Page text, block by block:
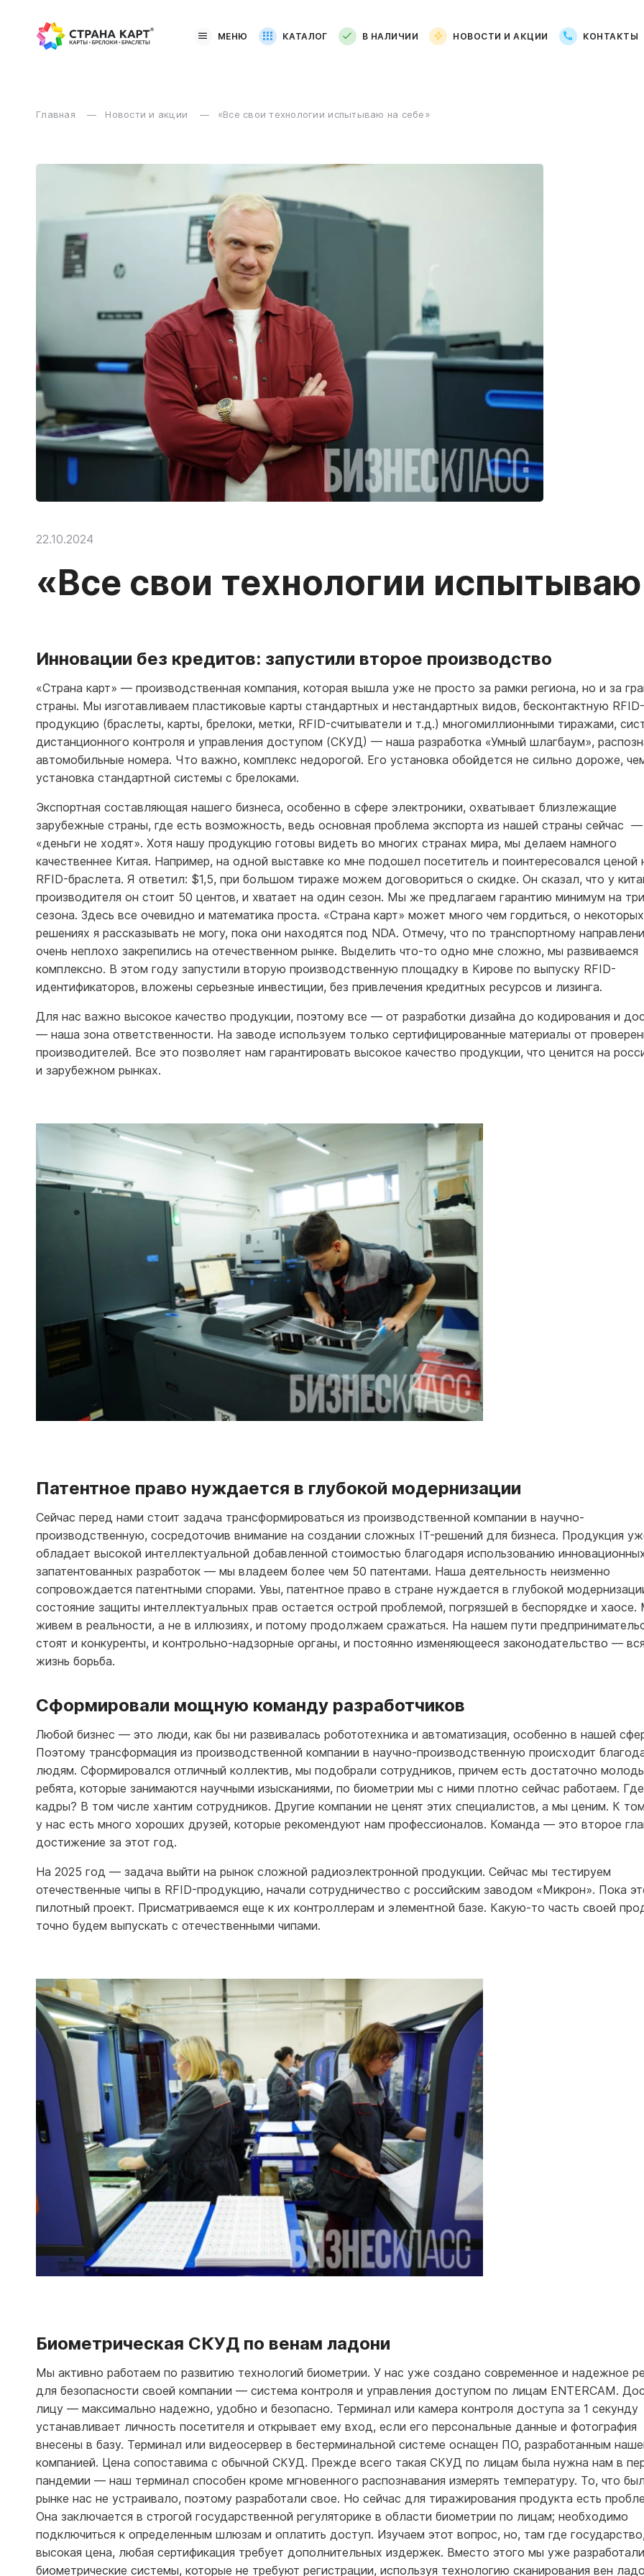
МЕНЮ КАТАЛОГ В НАЛИЧИИ НОВОСТИ И АКЦИИ КОНТАКТЫ
Главная Новости и акции «Все свои технологии испытываю на себе»
22.10.2024
«Все свои технологии
Инновации без кредитов: запустили второе производство
«Страна карт» — производственная компания, которая вышла уже не просто за рамки региона, но и за
страны. Мы изготавливаем пластиковые карты стандартных и нестандартных видов, бесконтактную RFID-
продукцию (браслеты, карты, брелоки, метки, RFID-считыватели и т.д.) многомиллионными тиражами,
дистанционного контроля и управления доступом (СКУД) — наша разработка «Умный шлагбаум»,
автомобильные номера. Что важно, комплекс недорогой. Его установка обойдется не сильно дороже,
установка стандартной системы с брелоками.
Экспортная составляющая нашего бизнеса, особенно в сфере электроники, охватывает близлежащие
зарубежные страны, где есть возможность, ведь основная проблема экспорта из нашей страны сейчас —
«деньги не ходят». Хотя нашу продукцию готовы видеть во многих странах мира, мы делаем намного
качественнее Китая. Например, на одной выставке ко мне подошел посетитель и поинтересовался ценой
RFID-браслета. Я ответил: $1,5, при большом тираже можем договориться о скидке. Он сказал, что у
производителя он стоит 50 центов, и хватает на один сезон. Мы же предлагаем гарантию минимум на три
сезона. Здесь все очевидно и математика проста. «Страна карт» может много чем гордиться, о некоторых
решениях я рассказывать не могу, пока они находятся под NDA. Отмечу, что по транспортному
очень неплохо закрепились на отечественном рынке. Выделить что-то одно мне сложно, мы развиваемся
комплексно. В этом году запустили вторую производственную площадку в Кирове по выпуску RFID-
идентификаторов, вложены серьезные инвестиции, без привлечения кредитных ресурсов и лизинга.
Для нас важно высокое качество продукции, поэтому все — от разработки дизайна до кодирования и
— наша зона ответственности. На заводе используем только сертифицированные материалы от
производителей. Все это позволяет нам гарантировать высокое качество продукции, что ценится на
и зарубежном рынках.
Патентное право нуждается в глубокой модернизации
Сейчас перед нами стоит задача трансформироваться из производственной компании в научно-
производственную, сосредоточив внимание на создании сложных IT-решений для бизнеса. Продукция
обладает высокой интеллектуальной добавленной стоимостью благодаря использованию
запатентованных разработок — мы владеем более чем 50 патентами. Наша деятельность неизменно
сопровождается патентными спорами. Увы, патентное право в стране нуждается в глубокой
состояние защиты интеллектуальных прав остается острой проблемой, погрязшей в беспорядке и
живем в реальности, а не в иллюзиях, и потому продолжаем сражаться. На нашем пути
стоят и конкуренты, и контрольно-надзорные органы, и постоянно изменяющееся законодательство —
жизнь борьба.
Сформировали мощную команду разработчиков
Любой бизнес — это люди, как бы ни развивалась робототехника и автоматизация, особенно в нашей
Поэтому трансформация из производственной компании в научно-производственную происходит
людям. Сформировался отличный коллектив, мы подобрали сотрудников, причем есть достаточно
ребята, которые занимаются научными изысканиями, по биометрии мы с ними плотно сейчас работаем.
кадры? В том числе хантим сотрудников. Другие компании не ценят этих специалистов, а мы ценим. К
у нас есть много хороших друзей, которые рекомендуют нам профессионалов. Команда — это второе
достижение за этот год.
На 2025 год — задача выйти на рынок сложной радиоэлектронной продукции. Сейчас мы тестируем
отечественные чипы в RFID-продукцию, начали сотрудничество с российским заводом «Микрон». Пока
пилотный проект. Присматриваемся еще к их контроллерам и элементной базе. Какую-то часть своей
точно будем выпускать с отечественными чипами.
Биометрическая СКУД по венам ладони
Мы активно работаем по развитию технологий биометрии. У нас уже создано современное и надежное
для безопасности своей компании — система контроля и управления доступом по лицам ENTERCAM.
лицу — максимально надежно, удобно и безопасно. Терминал или камера контроля доступа за 1 секунду
устанавливает личность посетителя и открывает ему вход, если его персональные данные и фотография
внесены в базу. Терминал или видеосервер в бестерминальной системе оснащен ПО, разработанным
компанией. Цена сопоставима с обычной СКУД. Прежде всего такая СКУД по лицам была нужна нам в
пандемии — наш терминал способен кроме мгновенного распознавания измерять температуру. То, что
рынке нас не устраивало, поэтому разработали свое. Но сейчас для тиражирования продукта есть
Она заключается в строгой государственной регуляторике в области биометрии по лицам; необходимо
подключиться к определенным шлюзам и оплатить доступ. Изучаем этот вопрос, но, там где
высокая цена, любая сертификация требует дополнительных издержек. Вместо этого мы уже разработали
биометрические системы, которые не требуют регистрации, используя технологию сканирования вен